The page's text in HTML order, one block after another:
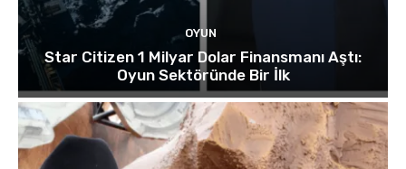
OYUN
Star Citizen 1 Milyar Dolar Finansmanı Aştı:
Oyun Sektöründe Bir İlk